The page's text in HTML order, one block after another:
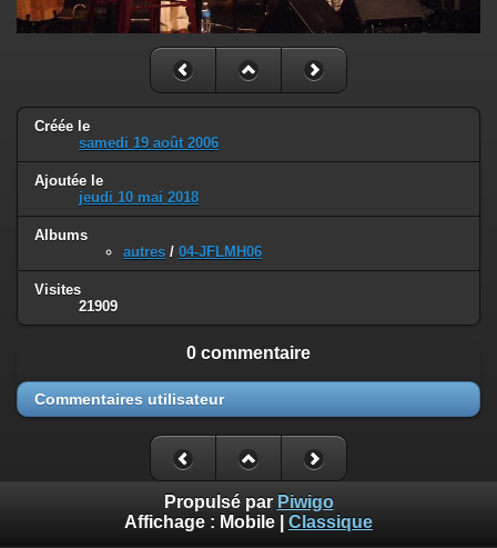
Créée le
samedi 19 août 2006
Ajoutée le
jeudi 10 mai 2018
Albums
autres / 04-JFLMH06
Visites
21909
0 commentaire
Commentaires utilisateur
Propulsé par Piwigo
Affichage : Mobile Classique